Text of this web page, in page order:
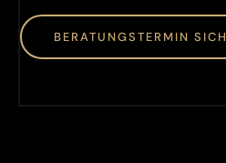
BERATUNGSTERMIN